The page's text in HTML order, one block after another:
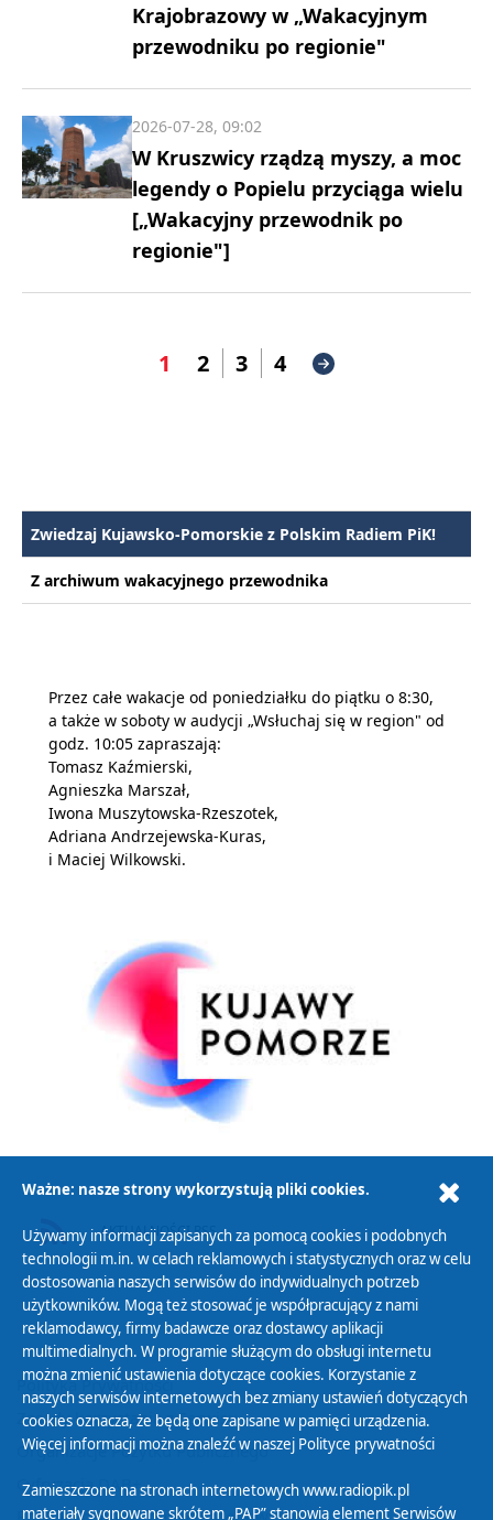
Krajobrazowy w „Wakacyjnym
przewodniku po regionie"
W Kruszwicy rządzą myszy, a moc
legendy o Popielu przyciąga wielu
[„Wakacyjny przewodnik po
regionie"]
2026-07-28, 09:02
1 2 3 4
Zwiedzaj Kujawsko-Pomorskie z Polskim Radiem PiK!
Z archiwum wakacyjnego przewodnika
Przez całe wakacje od poniedziałku do piątku o 8:30,
a także w soboty w audycji „Wsłuchaj się w region" od
godz. 10:05 zapraszają:
Tomasz Kaźmierski,
Agnieszka Marszał,
Iwona Muszytowska-Rzeszotek,
Adriana Andrzejewska-Kuras,
i Maciej Wilkowski.
AKTUALNOŚCI RSS
Polityka Prywatności
Zasady korzystania z Serwisu
Organizacje Pożytku Publicznego
Cyfryzacja DAB+
Polityka ochrony danych osobowych
Ważne: nasze strony wykorzystują pliki cookies.
Używamy informacji zapisanych za pomocą cookies i podobnych
technologii m.in. w celach reklamowych i statystycznych oraz w celu
dostosowania naszych serwisów do indywidualnych potrzeb
użytkowników. Mogą też stosować je współpracujący z nami
reklamodawcy, firmy badawcze oraz dostawcy aplikacji
multimedialnych. W programie służącym do obsługi internetu
można zmienić ustawienia dotyczące cookies. Korzystanie z
naszych serwisów internetowych bez zmiany ustawień dotyczących
cookies oznacza, że będą one zapisane w pamięci urządzenia.
Więcej informacji można znaleźć w naszej Polityce prywatności
Zamieszczone na stronach internetowych www.radiopik.pl
materiały sygnowane skrótem „PAP” stanowią element Serwisów